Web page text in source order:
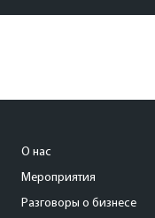
О нас
Мероприятия
Разговоры о бизнесе